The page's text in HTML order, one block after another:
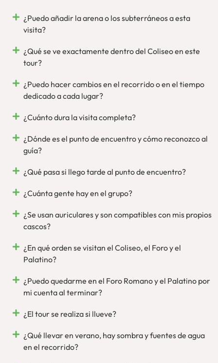
¿Puedo añadir la arena o los subterráneos a esta
visita?
¿Qué se ve exactamente dentro del Coliseo en este
tour?
¿Puedo hacer cambios en el recorrido o en el tiempo
dedicado a cada lugar?
¿Cuánto dura la visita completa?
¿Dónde es el punto de encuentro y cómo reconozco al
guía?
¿Qué pasa si llego tarde al punto de encuentro?
¿Cuánta gente hay en el grupo?
¿Se usan auriculares y son compatibles con mis propios
cascos?
¿En qué orden se visitan el Coliseo, el Foro y el
Palatino?
¿Puedo quedarme en el Foro Romano y el Palatino por
mi cuenta al terminar?
¿El tour se realiza si llueve?
¿Qué llevar en verano, hay sombra y fuentes de agua
en el recorrido?